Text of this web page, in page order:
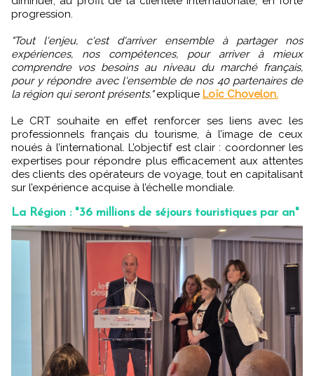
progression.
"Tout l'enjeu, c'est d'arriver ensemble à partager nos
expériences, nos compétences, pour arriver à mieux
comprendre vos besoins au niveau du marché français,
pour y répondre avec l'ensemble de nos 40 partenaires de
la région qui seront présents."explique Loïc Chovelon.
Le CRT souhaite en effet renforcer ses liens avec les
professionnels français du tourisme, à l’image de ceux
noués à l’international. L’objectif est clair : coordonner les
expertises pour répondre plus efficacement aux attentes
des clients des opérateurs de voyage, tout en capitalisant
sur l’expérience acquise à l’échelle mondiale.
La Région : "36 millions de séjours touristiques par an"